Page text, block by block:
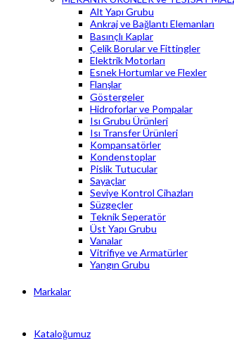
Alt Yapı Grubu
Ankraj ve Bağlantı Elemanları
Basınçlı Kaplar
Çelik Borular ve Fittingler
Elektrik Motorları
Esnek Hortumlar ve Flexler
Flanşlar
Göstergeler
Hidroforlar ve Pompalar
Isı Grubu Ürünleri
Isı Transfer Ürünleri
Kompansatörler
Kondenstoplar
Pislik Tutucular
Sayaçlar
Seviye Kontrol Cihazları
Süzgeçler
Teknik Seperatör
Üst Yapı Grubu
Vanalar
Vitrifiye ve Armatürler
Yangın Grubu
Markalar
Kataloğumuz